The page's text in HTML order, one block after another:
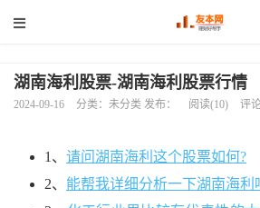
湖南海利股票-湖南海利股票行情
2024-09-16 分类：未分类 发布： 阅读(10) 评
1、 请问湖南海利这个股票如何?
2、 能帮我详细分析一下湖南海利